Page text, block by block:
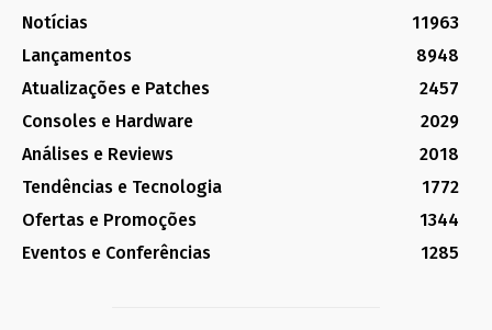
Notícias
11963
Lançamentos
8948
Atualizações e Patches
2457
Consoles e Hardware
2029
Análises e Reviews
2018
Tendências e Tecnologia
1772
Ofertas e Promoções
1344
Eventos e Conferências
1285